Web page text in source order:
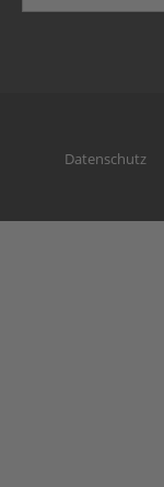
Datenschutz